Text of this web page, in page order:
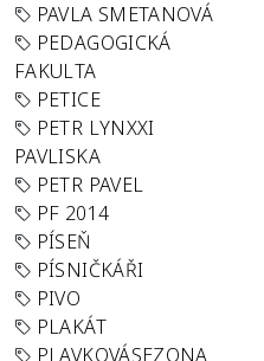
PAVLA SMETANOVÁ
PEDAGOGICKÁ
FAKULTA
PETICE
PETR LYNXXI
PAVLISKA
PETR PAVEL
PF 2014
PÍSEŇ
PÍSNIČKÁŘI
PIVO
PLAKÁT
PLAVKOVÁSEZONA